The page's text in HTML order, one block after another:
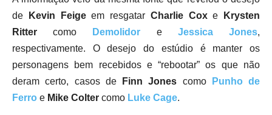
de
Kevin Feigeem resgatar Charlie Coxe
Krysten
Ritter como Demolidor e Jessica Jones,
respectivamente. O desejo do estúdio é manter os
personagens bem recebidos e “rebootar” os que não
deram certo, casos de
Finn Jones como
Punho de
Ferro e Mike Colter como Luke Cage.